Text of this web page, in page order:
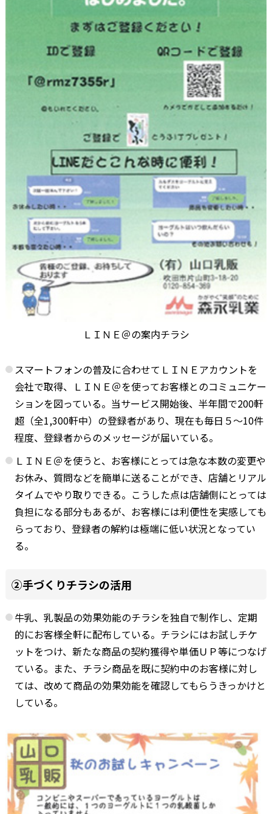
ＬＩＮＥ＠の案内チラシ
スマートフォンの普及に合わせてＬＩＮＥアカウントを
会社で取得、ＬＩＮＥ＠を使ってお客様とのコミュニケー
ションを図っている。当サービス開始後、半年間で200軒
超（全1,300軒中）の登録者があり、現在も毎日５～10件
程度、登録者からのメッセージが届いている。
ＬＩＮＥ＠を使うと、お客様にとっては急な本数の変更や
お休み、質問などを簡単に送ることができ、店舗とリアル
タイムでやり取りできる。こうした点は店舗側にとっては
負担になる部分もあるが、お客様には利便性を実感しても
らっており、登録者の解約は極端に低い状況となってい
る。
②手づくりチラシの活用
牛乳、乳製品の効果効能のチラシを独自で制作し、定期
的にお客様全軒に配布している。チラシにはお試しチケ
ットをつけ、新たな商品の契約獲得や単価ＵＰ等につなげ
ている。また、チラシ商品を既に契約中のお客様に対し
ては、改めて商品の効果効能を確認してもらうきっかけと
している。